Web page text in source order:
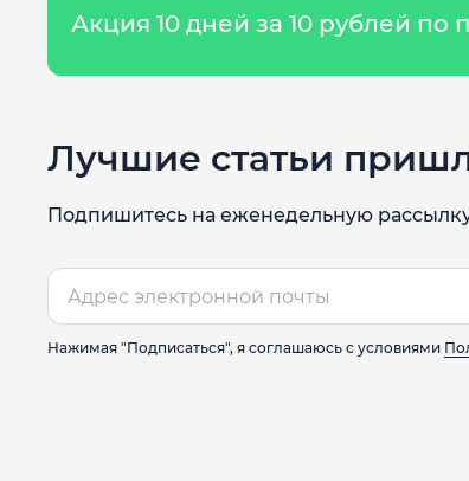
Акция 10 дней за 10 рублей по
Лучшие статьи
Подпишитесь на еженедельную
Нажимая "Подписаться", я соглашаюсь с условиями